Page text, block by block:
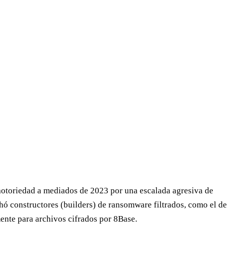
a mediados de 2023 por una escalada agresiva de
constructores (builders) de ransomware filtrados, como el de
para archivos cifrados por 8Base.